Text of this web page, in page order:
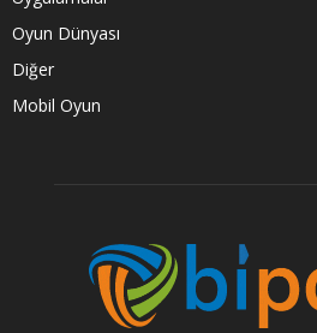
Oyun Dünyası
Diğer
Mobil Oyun